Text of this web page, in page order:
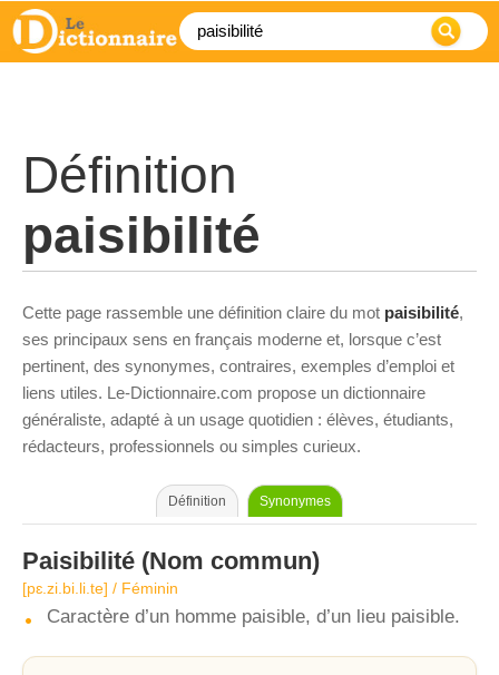
Définition
paisibilité
Cette page rassemble une définition claire du mot paisibilité,
ses principaux sens en français moderne et, lorsque c’est
pertinent, des synonymes, contraires, exemples d’emploi et
liens utiles. Le-Dictionnaire.com propose un dictionnaire
généraliste, adapté à un usage quotidien : élèves, étudiants,
rédacteurs, professionnels ou simples curieux.
Définition Synonymes
Paisibilité (Nom commun)
[pɛ.zi.bi.li.te] / Féminin
Caractère d’un homme paisible, d’un lieu paisible.